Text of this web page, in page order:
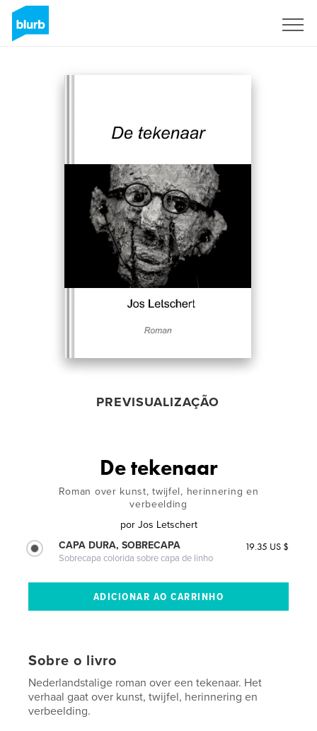
PREVISUALIZAÇÃO
De tekenaar
Roman over kunst, twijfel, herinnering en
verbeelding
por Jos Letschert
CAPA DURA, SOBRECAPA
Sobrecapa colorida sobre capa de linho
19.35 US $
Sobre o livro
Nederlandstalige roman over een tekenaar. Het
verhaal gaat over kunst, twijfel, herinnering en
verbeelding.